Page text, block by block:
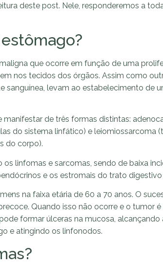
deste post. Nele, responderemos a
que ocorre em função de uma
nos tecidos dos órgãos. Assim como
sanguínea, levam ao estabelecimento de
de três formas distintas:
do sistema linfático) e leiomiossarcoma
do corpo).
linfomas e sarcomas, sendo de baixa
e os estromais do trato digestivo
na faixa etária de 60 a 70 anos. O
Quando isso não ocorre e o tumor é
formar úlceras na mucosa, alcançando
e atingindo os linfonodos.